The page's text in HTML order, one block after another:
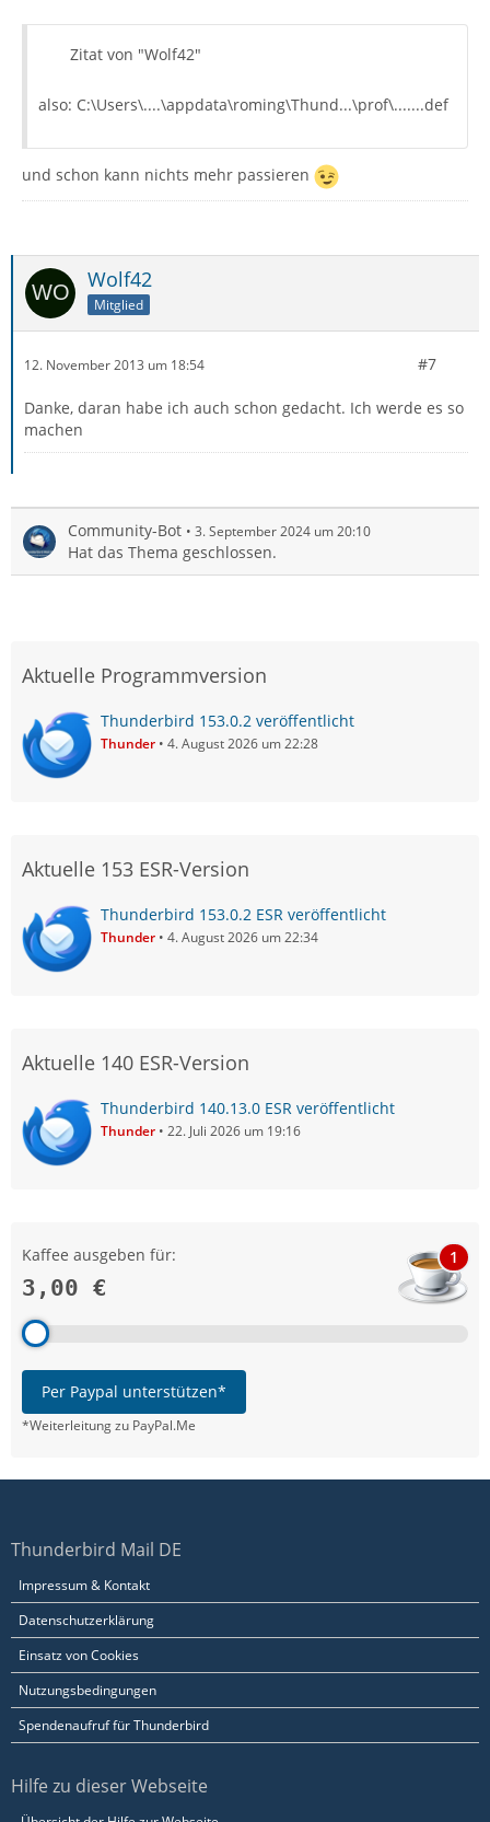
Zitat von "Wolf42"
also: C:\Users\....\appdata\roming\Thund...\prof\.......def
und schon kann nichts mehr passieren
Wolf42
Mitglied
12. November 2013 um 18:54 #7
Danke, daran habe ich auch schon gedacht. Ich werde es so
machen
Community-Bot 3. September 2024 um 20:10
Hat das Thema geschlossen.
Aktuelle Programmversion
Thunderbird 153.0.2 veröffentlicht
Thunder 4. August 2026 um 22:28
Aktuelle 153 ESR-Version
Thunderbird 153.0.2 ESR veröffentlicht
Thunder 4. August 2026 um 22:34
Aktuelle 140 ESR-Version
Thunderbird 140.13.0 ESR veröffentlicht
Thunder 22. Juli 2026 um 19:16
Kaffee ausgeben für:
3,00 €
1
Per Paypal unterstützen*
*Weiterleitung zu PayPal.Me
Thunderbird Mail DE
Impressum & Kontakt
Datenschutzerklärung
Einsatz von Cookies
Nutzungsbedingungen
Spendenaufruf für Thunderbird
Hilfe zu dieser Webseite